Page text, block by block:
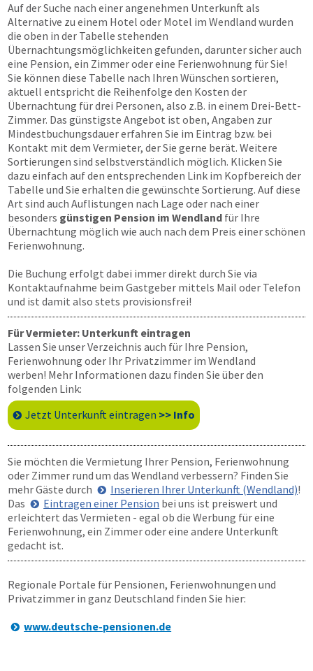
Auf der Suche nach einer angenehmen Unterkunft als
Alternative zu einem Hotel oder Motel im Wendland wurden
die oben in der Tabelle stehenden
Übernachtungsmöglichkeiten gefunden, darunter sicher auch
eine Pension, ein Zimmer oder eine Ferienwohnung für Sie!
Sie können diese Tabelle nach Ihren Wünschen sortieren,
aktuell entspricht die Reihenfolge den Kosten der
Übernachtung für drei Personen, also z.B. in einem Drei-Bett-
Zimmer. Das günstigste Angebot ist oben, Angaben zur
Mindestbuchungsdauer erfahren Sie im Eintrag bzw. bei
Kontakt mit dem Vermieter, der Sie gerne berät. Weitere
Sortierungen sind selbstverständlich möglich. Klicken Sie
dazu einfach auf den entsprechenden Link im Kopfbereich der
Tabelle und Sie erhalten die gewünschte Sortierung. Auf diese
Art sind auch Auflistungen nach Lage oder nach einer
besonders günstigen Pension im Wendland für Ihre
Übernachtung möglich wie auch nach dem Preis einer schönen
Ferienwohnung.
Die Buchung erfolgt dabei immer direkt durch Sie via
Kontaktaufnahme beim Gastgeber mittels Mail oder Telefon
und ist damit also stets provisionsfrei!
Für Vermieter: Unterkunft eintragen
Lassen Sie unser Verzeichnis auch für Ihre Pension,
Ferienwohnung oder Ihr Privatzimmer im Wendland
werben! Mehr Informationen dazu finden Sie über den
folgenden Link:
Jetzt Unterkunft eintragen >> Info
Sie möchten die Vermietung Ihrer Pension, Ferienwohnung
oder Zimmer rund um das Wendland verbessern? Finden Sie
mehr Gäste durch
Inserieren Ihrer Unterkunft (Wendland)!
Das
Eintragen einer Pension bei uns ist preiswert und
erleichtert das Vermieten - egal ob die Werbung für eine
Ferienwohnung, ein Zimmer oder eine andere Unterkunft
gedacht ist.
Regionale Portale für Pensionen, Ferienwohnungen und
Privatzimmer in ganz Deutschland finden Sie hier:
www.deutsche-pensionen.de